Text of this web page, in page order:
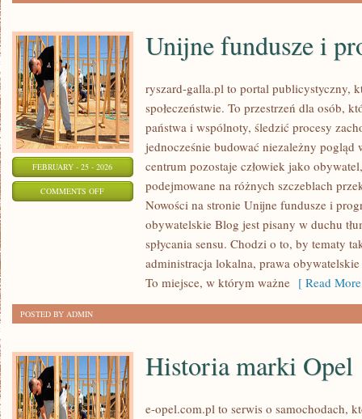
FEBRUARY - 25 - 2026
COMMENTS OFFON
FUNDUSZE
PROGRAMY
Unijne fundusze i
ryszard-galla.pl to portal publicystyczny,
społeczeństwie. To przestrzeń dla osób,
państwa i wspólnoty, śledzić procesy
jednocześnie budować niezależny
centrum pozostaje człowiek jako
podejmowane na różnych szczeblach
Nowości na stronie Unijne fundusze i
obywatelskie Blog jest pisany w duchu
spłycania sensu. Chodzi o to, by tematy
administracja lokalna, prawa
To miejsce, w którym ważne [ Read
POSTED BY ADMIN
Historia marki Opel
e-opel.com.pl to serwis o samochodach,